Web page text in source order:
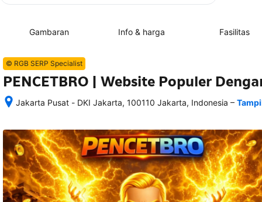
Gambaran Info & harga Fasilitas
© RGB SERP Specialist
PENCETBRO | Website Populer
Jakarta Pusat - DKI Jakarta, 100110 Jakarta, Indonesia
semua
rincian
akomodasi
termasuk
nomor
telepon
–